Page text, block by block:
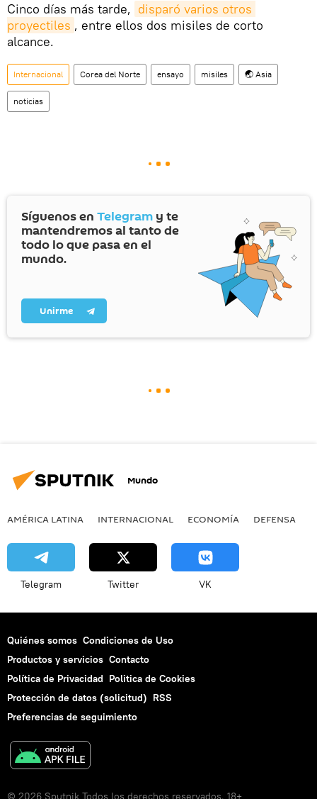
Cinco días más tarde, disparó varios otros
proyectiles , entre ellos dos misiles de corto
alcance.
Internacional Corea del Norte ensayo misiles 🌏 Asia
noticias
Síguenos en Telegram y te
mantendremos al tanto de
todo lo que pasa en el
mundo.
Unirme
Mundo
AMÉRICA LATINA INTERNACIONAL ECONOMÍA DEFENSA
Telegram Twitter VK
Quiénes somos Condiciones de Uso
Productos y servicios Contacto
Política de Privacidad Politica de Cookies
Protección de datos (solicitud) RSS
Preferencias de seguimiento
© 2026 Sputnik Todos los derechos reservados. 18+